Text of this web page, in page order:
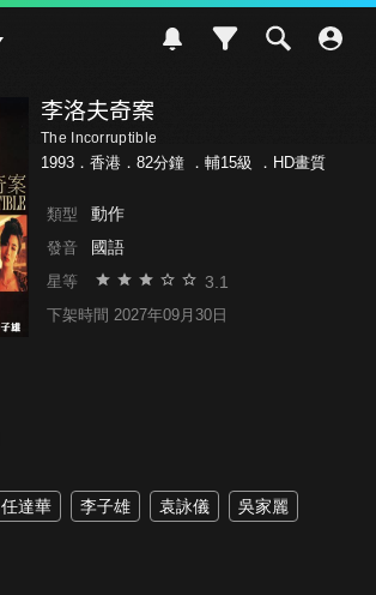
李洛夫奇案
The Incorruptible
1993．香港．82分鐘 ． 輔15級 ．HD畫質
類型 動作
發音 國語
星等 3.1
下架時間 2027年09月30日
任達華 李子雄 袁詠儀
吳家麗